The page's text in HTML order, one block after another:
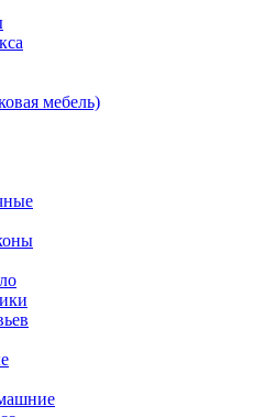
мебель)